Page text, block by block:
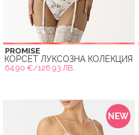
PROMISE
КОРСЕТ ЛУКСОЗНА КОЛЕКЦИЯ
64.90 €/126.93 ЛВ.
NEW